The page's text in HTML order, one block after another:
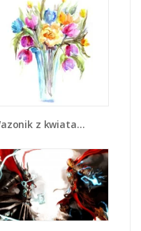
Wazonik z kwiatami - GR446